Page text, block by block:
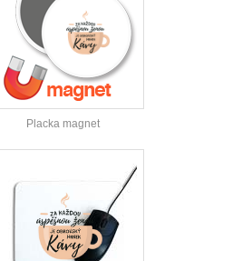
Placka magnet